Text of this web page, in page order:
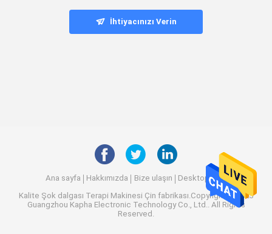
İhtiyacınızı Verin
Ana sayfa Hakkımızda Bize ulaşın
Desktop Site
Kalite Şok dalgası Terapi Makinesi Çin fabrikası.Copyright © 2025
Guangzhou Kapha Electronic Technology Co., Ltd.. All Rights
Reserved.